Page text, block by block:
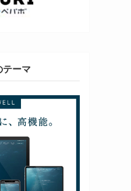
テーマ